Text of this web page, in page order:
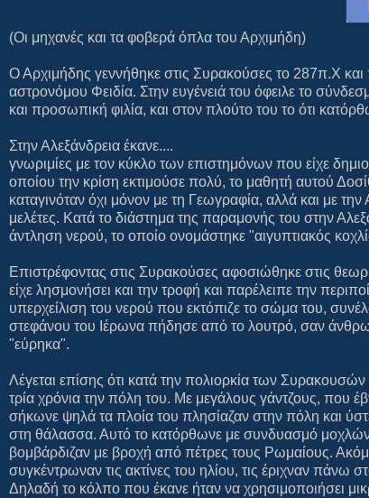
(Οι μηχανές και τα φοβερά όπλα του Αρχιμήδη)
Ο Αρχιμήδης γεννήθηκε στις Συρακούσες το 287π.Χ
αστρονόμου Φειδία. Στην ευγένειά του όφειλε το
και προσωπική φιλία, και στον πλούτο του το ότι
Στην Αλεξάνδρεια έκανε....
γνωριμίες με τον κύκλο των επιστημόνων που είχε
οποίου την κρίση εκτιμούσε πολύ, το μαθητή αυτού
καταγινόταν όχι μόνον με τη Γεωγραφία, αλλά και με
μελέτες. Κατά το διάστημα της παραμονής του στην
άντληση νερού, το οποίο ονομάστηκε "αιγυπτιακός
Επιστρέφοντας στις Συρακούσες αφοσιώθηκε στις
είχε λησμονήσει και την τροφή και παρέλειπε την
υπερχείλιση του νερού που εκτόπιζε το σώμα του,
στεφάνου του Ιέρωνα πήδησε από το λουτρό, σαν
"εύρηκα".
Λέγεται επίσης ότι κατά την πολιορκία των
τρία χρόνια την πόλη του. Με μεγάλους γάντζους, που
σήκωνε ψηλά τα πλοία του πλησίαζαν στην πόλη και
στη θάλασσα. Αυτό το κατόρθωνε με συνδυασμό μοχλών.
βομβάρδιζαν με βροχή από πέτρες τους Ρωμαίους.
συγκέντρωναν τις ακτίνες του ηλίου, τις έριχναν
Δηλαδή το κόλπο που έκανε ήταν να χρησιμοποιήσει